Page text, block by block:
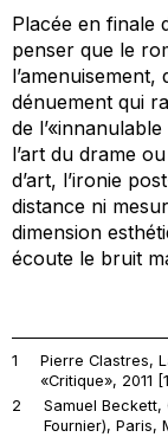
Placée en finale
penser que le
dénuement qui
de
l’art du drame
d’art, l’ironie
distance ni
dimension
écoute le bruit
1 Pierre Clastres,
«Critique», 2011
2
Samuel Beckett,
Fournier), Paris,